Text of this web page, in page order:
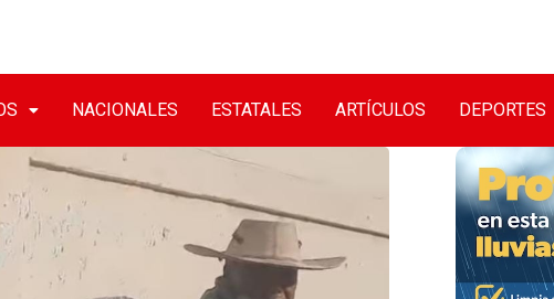
NACIONALES ESTATALES ARTÍCULOS DEPORTES